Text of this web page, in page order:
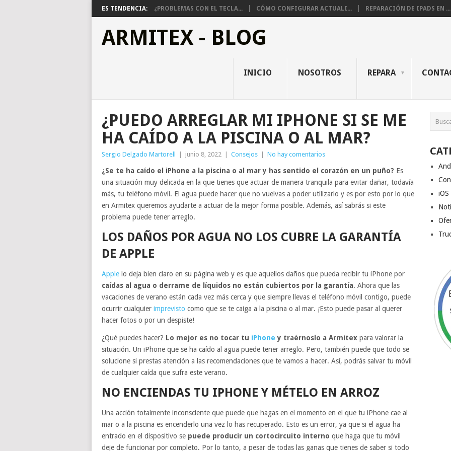
ES TENDENCIA: ¿PROBLEMAS CON EL TECLA... CÓMO CONFIGURAR ACTUALI... REPARACIÓN DE IPADS EN ...
ARMITEX - BLOG
INICIO NOSOTROS REPARA
¿PUEDO ARREGLAR MI IPHONE SI SE ME
HA CAÍDO A LA PISCINA O AL MAR?
Sergio Delgado Martorell junio 8, 2022 Consejos No hay comentarios
¿Se te ha caído el iPhone a la piscina o al mar y has sentido el corazón en un puño? Es
una situación muy delicada en la que tienes que actuar de manera tranquila para evitar dañar, todavía
más, tu teléfono móvil. El agua puede hacer que no vuelvas a poder utilizarlo y es por esto por lo que
en Armitex queremos ayudarte a actuar de la mejor forma posible. Además, así sabrás si este
problema puede tener arreglo.
LOS DAÑOS POR AGUA NO LOS CUBRE LA GARANTÍA
DE APPLE
Apple lo deja bien claro en su página web y es que aquellos daños que pueda recibir tu iPhone por
caídas al agua o derrame de líquidos no están cubiertos por la garantía. Ahora que las
vacaciones de verano están cada vez más cerca y que siempre llevas el teléfono móvil contigo, puede
ocurrir cualquier imprevisto como que se te caiga a la piscina o al mar. ¡Esto puede pasar al querer
hacer fotos o por un despiste!
¿Qué puedes hacer? Lo mejor es no tocar tu iPhone y traérnoslo a Armitex para valorar la
situación. Un iPhone que se ha caído al agua puede tener arreglo. Pero, también puede que todo se
solucione si prestas atención a las recomendaciones que te vamos a hacer. Así, podrás salvar tu móvil
de cualquier caída que sufra este verano.
NO ENCIENDAS TU IPHONE Y MÉTELO EN ARROZ
Una acción totalmente inconsciente que puede que hagas en el momento en el que tu iPhone cae al
mar o a la piscina es encenderlo una vez lo has recuperado. Esto es un error, ya que si el agua ha
entrado en el dispositivo se puede producir un cortocircuito interno que haga que tu móvil
deje de funcionar por completo. Por lo tanto, a pesar de todas las ganas que tienes de saber si todo
iOS